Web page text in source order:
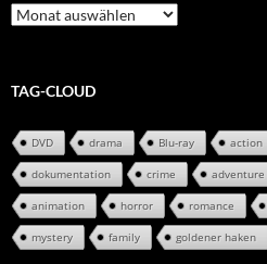
Review-
Archiv
TAG-CLOUD
DVD drama Blu-ray action
dokumentation crime adventure
animation horror romance
mystery family goldener haken